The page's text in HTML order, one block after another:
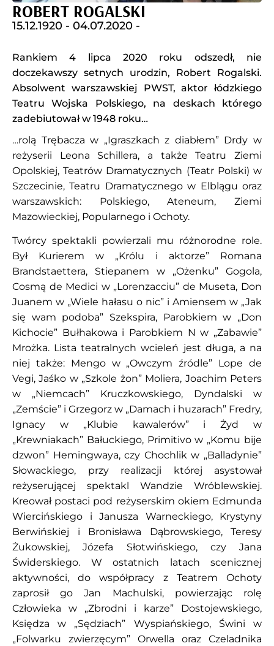
ROBERT ROGALSKI
15.12.1920 - 04.07.2020 -
Rankiem 4 lipca 2020 roku odszedł, nie
doczekawszy setnych urodzin, Robert Rogalski.
Absolwent warszawskiej PWST, aktor łódzkiego
Teatru Wojska Polskiego, na deskach którego
zadebiutował w 1948 roku…
…rolą Trębacza w „Igraszkach z diabłem” Drdy w
reżyserii Leona Schillera, a także Teatru Ziemi
Opolskiej, Teatrów Dramatycznych (Teatr Polski) w
Szczecinie, Teatru Dramatycznego w Elblągu oraz
warszawskich: Polskiego, Ateneum, Ziemi
Mazowieckiej, Popularnego i Ochoty.
Twórcy spektakli powierzali mu różnorodne role.
Był Kurierem w „Królu i aktorze” Romana
Brandstaettera, Stiepanem w „Ożenku” Gogola,
Cosmą de Medici w „Lorenzacciu” de Museta, Don
Juanem w „Wiele hałasu o nic” i Amiensem w „Jak
się wam podoba” Szekspira, Parobkiem w „Don
Kichocie” Bułhakowa i Parobkiem N w „Zabawie”
Mrożka. Lista teatralnych wcieleń jest długa, a na
niej także: Mengo w „Owczym źródle” Lope de
Vegi, Jaśko w „Szkole żon” Moliera, Joachim Peters
w „Niemcach” Kruczkowskiego, Dyndalski w
„Zemście” i Grzegorz w „Damach i huzarach” Fredry,
Ignacy w „Klubie kawalerów” i Żyd w
„Krewniakach” Bałuckiego, Primitivo w „Komu bije
dzwon” Hemingwaya, czy Chochlik w „Balladynie”
Słowackiego, przy realizacji której asystował
reżyserującej spektakl Wandzie Wróblewskiej.
Kreował postaci pod reżyserskim okiem Edmunda
Wiercińskiego i Janusza Warneckiego, Krystyny
Berwińskiej i Bronisława Dąbrowskiego, Teresy
Żukowskiej, Józefa Słotwińskiego, czy Jana
Świderskiego. W ostatnich latach scenicznej
aktywności, do współpracy z Teatrem Ochoty
zaprosił go Jan Machulski, powierzając rolę
Człowieka w „Zbrodni i karze” Dostojewskiego,
Księdza w „Sędziach” Wyspiańskiego, Świni w
„Folwarku zwierzęcym” Orwella oraz Czeladnika